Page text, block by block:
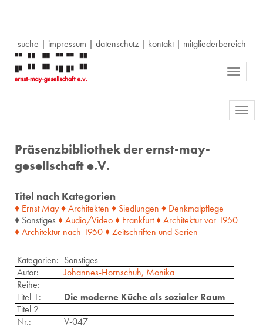
suche | impressum | datenschutz| kontakt| mitgliederbereich
Toggle
Präsenzbibliothek der ernst-may-
gesellschaft e.V.
Titel nach Kategorien
♦ Ernst May♦ Architekten ♦ Siedlungen ♦ Denkmalpflege
♦ Sonstiges ♦ Audio/Video♦ Frankfurt♦ Architekturvor 1950
♦ Architektur nach 1950♦ Zeitschriften und Serien
Kategorien: Sonstiges
Autor:
Johannes-Hornschuh, Monika
Reihe:
Titel 1:
Die moderne Küche als sozialer Raum
Titel 2
Nr.:
V-047